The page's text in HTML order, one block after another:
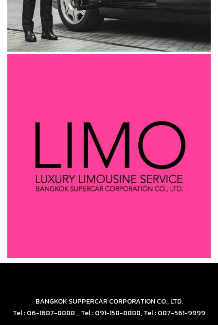
BANGKOK SUPPERCAR CORPORATION CO., LTD.
Tel : 06-1687-8888 , Tel : 091-158-8888, Tel : 087-561-9999